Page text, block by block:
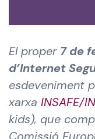
El proper 7 de
d’Internet
esdeveniment
xarxa INSAFE/
kids), que